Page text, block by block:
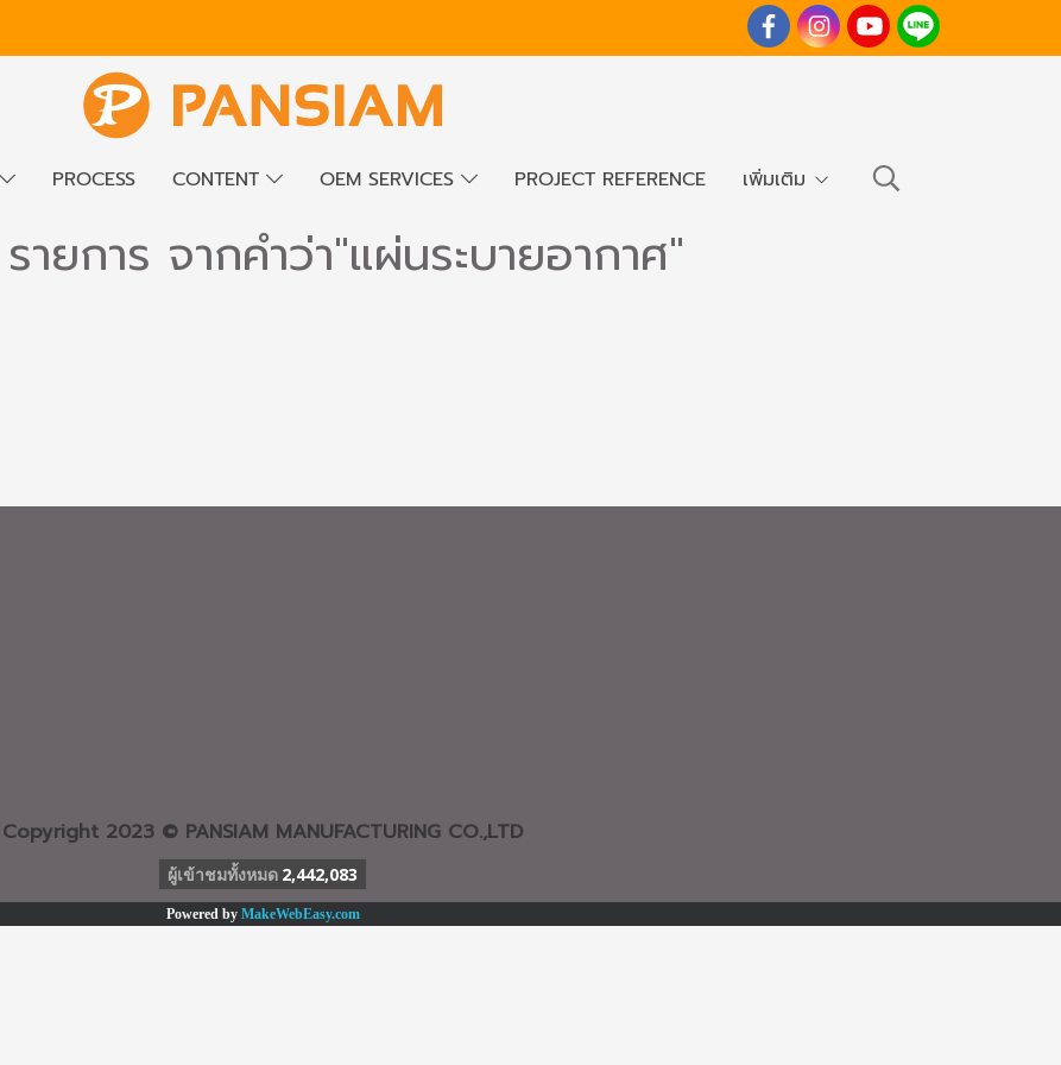
PROCESS CONTENT OEM SERVICES PROJECT REFERENCE เพิ่มเติม
ายการ จากคำว่า"แผ่นระบายอากาศ"
Copyright 2023 © PANSIAM MANUFACTURING CO.,LTD
ผู้เข้าชมทั้งหมด 2,442,083
Powered by MakeWebEasy.com